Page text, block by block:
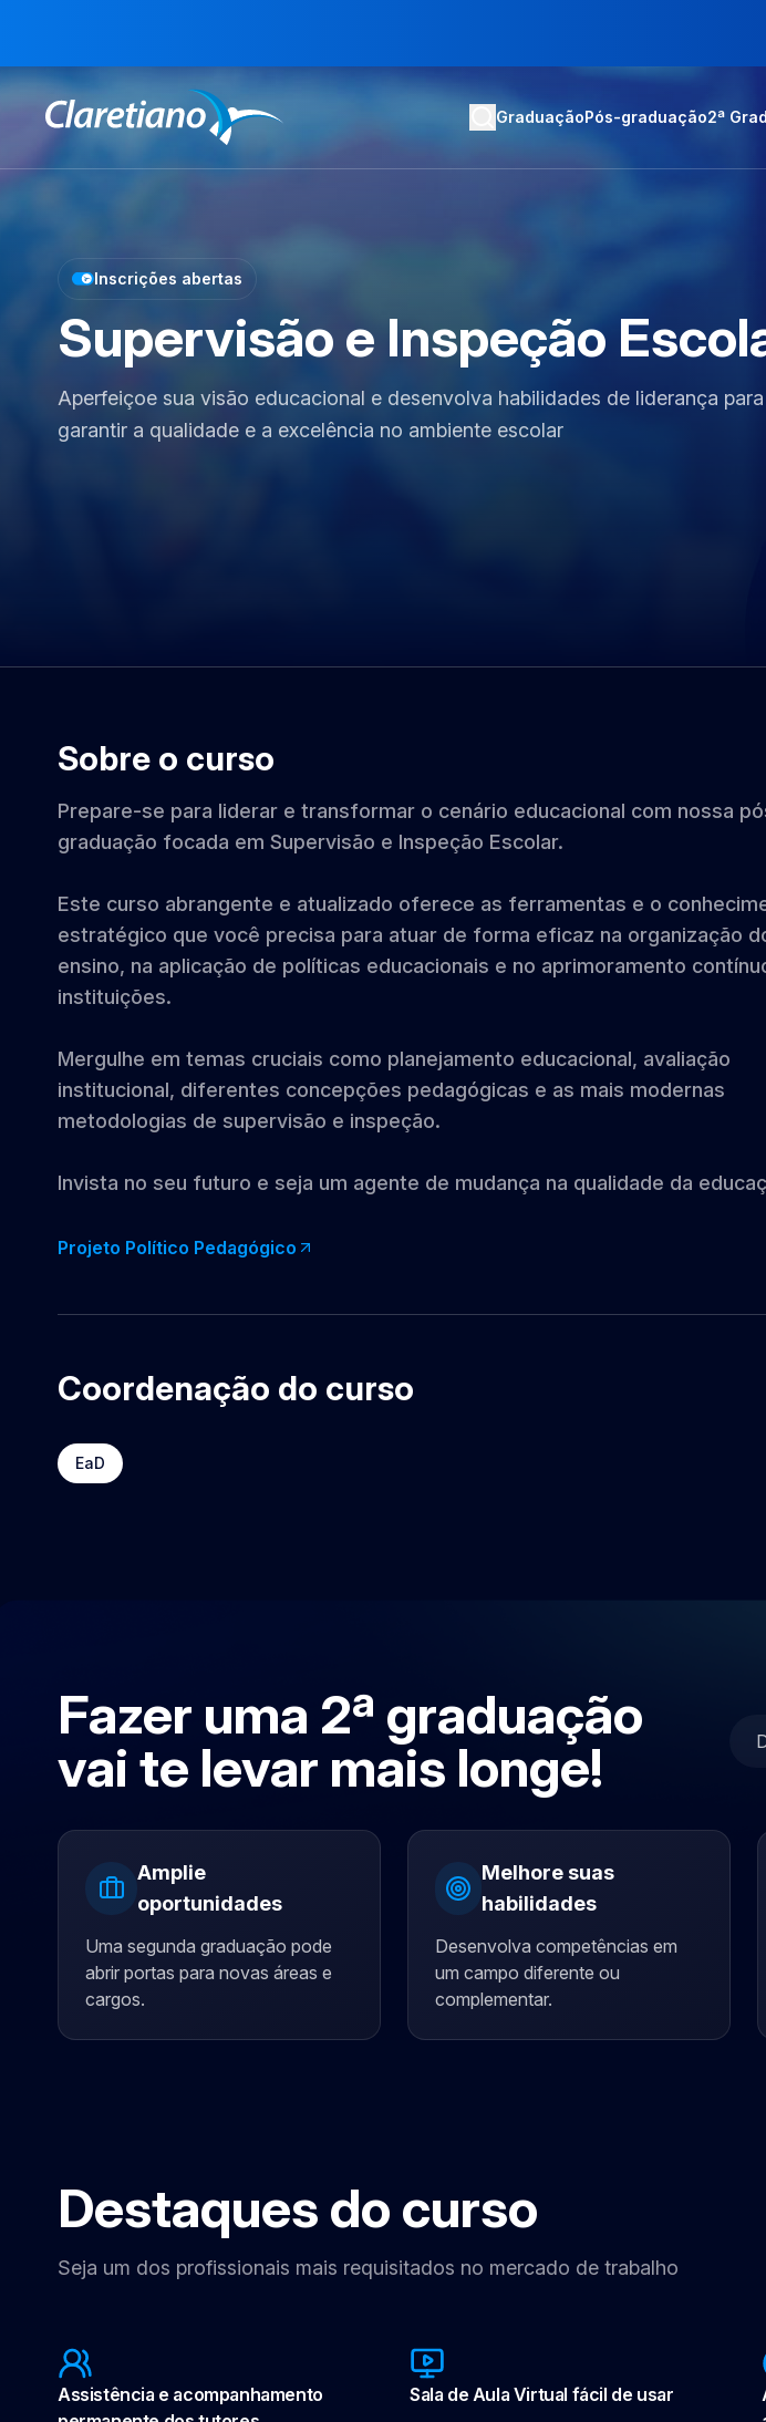
GraduaçãoPós-graduação2ª
Inscrições abertas
Supervisão e Inspeção
Aperfeiçoe sua visão educacional e desenvolva habilidades de liderança para
garantir a qualidade e a excelência no ambiente escolar
Sobre o curso
Prepare-se para liderar e transformar o cenário educacional com nossa
graduação focada em Supervisão e Inspeção Escolar.
Este curso abrangente e atualizado oferece as ferramentas e o
estratégico que você precisa para atuar de forma eficaz na organização
ensino, na aplicação de políticas educacionais e no aprimoramento
instituições.
Mergulhe em temas cruciais como planejamento educacional, avaliação
institucional, diferentes concepções pedagógicas e as mais modernas
metodologias de supervisão e inspeção.
Invista no seu futuro e seja um agente de mudança na qualidade da
Projeto Político Pedagógico
Coordenação do curso
EaD
Fazer uma 2ª graduação
vai te levar mais longe!
Amplie
oportunidades
Uma segunda graduação pode
abrir portas para novas áreas e
cargos.
Melhore suas
habilidades
Desenvolva competências em
um campo diferente ou
complementar.
Destaques do curso
Seja um dos profissionais mais requisitados no mercado de trabalho
Assistência e acompanhamento
Sala de Aula Virtual fácil de usar